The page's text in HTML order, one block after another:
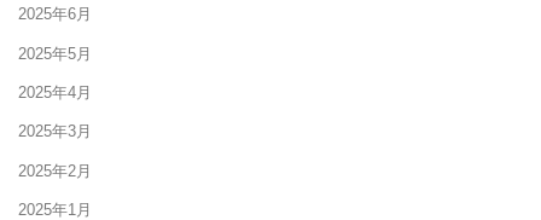
2025年6月
2025年5月
2025年4月
2025年3月
2025年2月
2025年1月